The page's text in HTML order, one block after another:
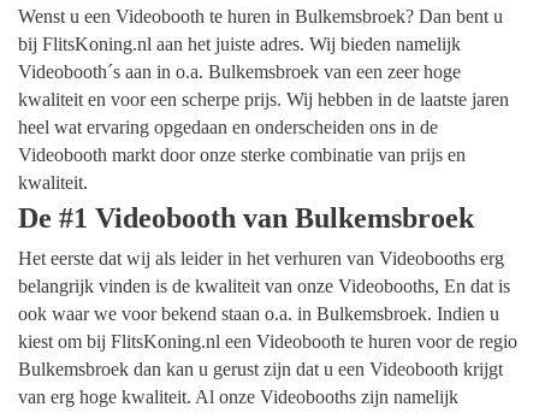
Wenst u een Videobooth te huren in Bulkemsbroek? Dan bent u
bij FlitsKoning.nl aan het juiste adres. Wij bieden namelijk
Videobooth´s aan in o.a. Bulkemsbroek van een zeer hoge
kwaliteit en voor een scherpe prijs. Wij hebben in de laatste jaren
heel wat ervaring opgedaan en onderscheiden ons in de
Videobooth markt door onze sterke combinatie van prijs en
kwaliteit.
De #1 Videobooth van Bulkemsbroek
Het eerste dat wij als leider in het verhuren van Videobooths erg
belangrijk vinden is de kwaliteit van onze Videobooths, En dat is
ook waar we voor bekend staan o.a. in Bulkemsbroek. Indien u
kiest om bij FlitsKoning.nl een Videobooth te huren voor de regio
Bulkemsbroek dan kan u gerust zijn dat u een Videobooth krijgt
van erg hoge kwaliteit. Al onze Videobooths zijn namelijk